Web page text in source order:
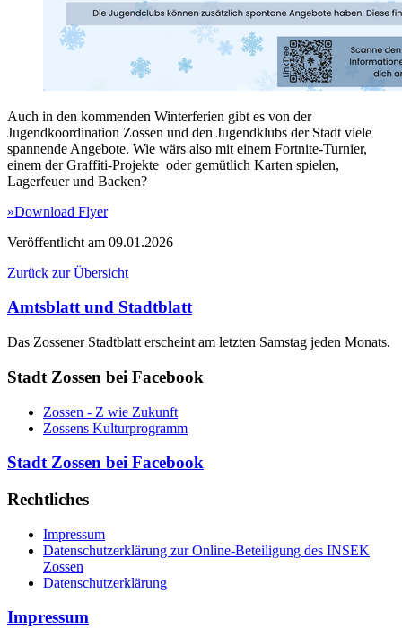
Auch in den kommenden Winterferien gibt es von der
Jugendkoordination Zossen und den Jugendklubs der Stadt viele
spannende Angebote. Wie wärs also mit einem Fortnite-Turnier,
einem der Graffiti-Projekte oder gemütlich Karten spielen,
Lagerfeuer und Backen?
»Download Flyer
Veröffentlicht am 09.01.2026
Zurück zur Übersicht
Amtsblatt und Stadtblatt
Das Zossener Stadtblatt erscheint am letzten Samstag jeden Monats.
Stadt Zossen bei Facebook
Zossen - Z wie Zukunft
Zossens Kulturprogramm
Stadt Zossen bei Facebook
Rechtliches
Impressum
Datenschutzerklärung zur Online-Beteiligung des INSEK
Zossen
Datenschutzerklärung
Impressum